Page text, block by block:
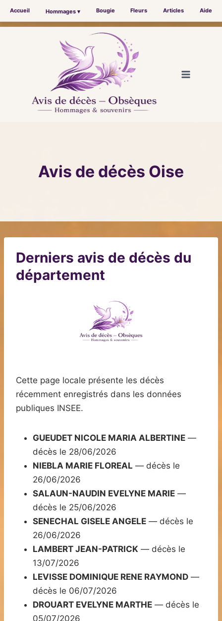
Accueil Hommages ▾ Bougie Fleurs Articles Aide
Avis de décès Oise
Derniers avis de décès du
département
Cette page locale présente les décès
récemment enregistrés dans les données
publiques INSEE.
GUEUDET NICOLE MARIA ALBERTINE —
décès le 28/06/2026
NIEBLA MARIE FLOREAL — décès le
26/06/2026
SALAUN-NAUDIN EVELYNE MARIE —
décès le 25/06/2026
SENECHAL GISELE ANGELE — décès le
26/06/2026
LAMBERT JEAN-PATRICK — décès le
13/07/2026
LEVISSE DOMINIQUE RENE RAYMOND —
décès le 06/07/2026
DROUART EVELYNE MARTHE — décès le
05/07/2026